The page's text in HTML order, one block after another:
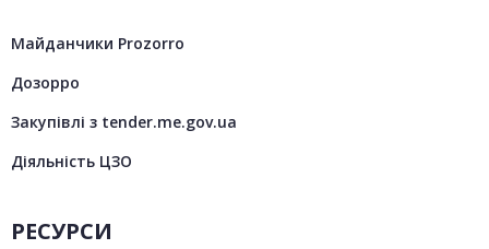
Майданчики Prozorro
Дозорро
Закупівлі з tender.me.gov.ua
Діяльність ЦЗО
РЕСУРСИ